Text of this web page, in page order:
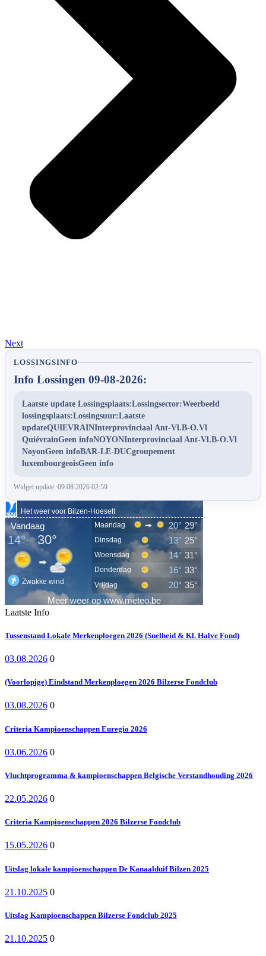
Next
LOSSINGSINFO
Info Lossingen 09-08-2026:
Laatste update Lossingsplaats:Lossingsector:Weerbeeld
lossingsplaats:Lossingsuur:Laatste
updateQUIEVRAINInterprovinciaal Ant-Vl.B-O.Vl
QuiévrainGeen infoNOYONInterprovinciaal Ant-Vl.B-O.Vl
NoyonGeen infoBAR-LE-DUCgroupement
luxembourgeoisGeen info
Widget update: 09.08.2026 02:59
Laatste Info
Tussenstand Lokale Merkenploegen 2026 (Snelheid & Kl. Halve Fond)
03.08.2026 0
(Voorlopige) Eindstand Merkenploegen 2026 Bilzerse Fondclub
03.08.2026 0
Criteria Kampioenschappen Euregio 2026
03.06.2026 0
Vluchtprogramma & kampioenschappen Belgische Verstandhouding 2026
22.05.2026 0
Criteria Kampioenschappen 2026 Bilzerse Fondclub
15.05.2026 0
Uitslag lokale kampioenschappen De Kanaalduif Bilzen 2025
21.10.2025 0
Uitslag Kampioenschappen Bilzerse Fondclub 2025
21.10.2025 0